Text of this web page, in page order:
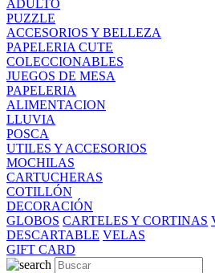
ADULTO
PUZZLE
ACCESORIOS Y BELLEZA
PAPELERIA CUTE
COLECCIONABLES
JUEGOS DE MESA
PAPELERIA
ALIMENTACION
LLUVIA
POSCA
UTILES Y ACCESORIOS
MOCHILAS
CARTUCHERAS
COTILLÓN
DECORACIÓN
GLOBOS CARTELES Y CORTINAS
DESCARTABLE VELAS
GIFT CARD